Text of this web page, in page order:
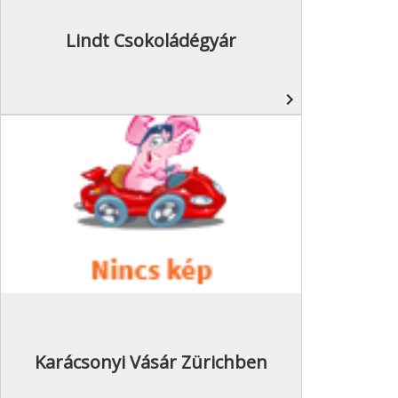
Lindt Csokoládégyár
navigate_next
Karácsonyi Vásár Zürichben